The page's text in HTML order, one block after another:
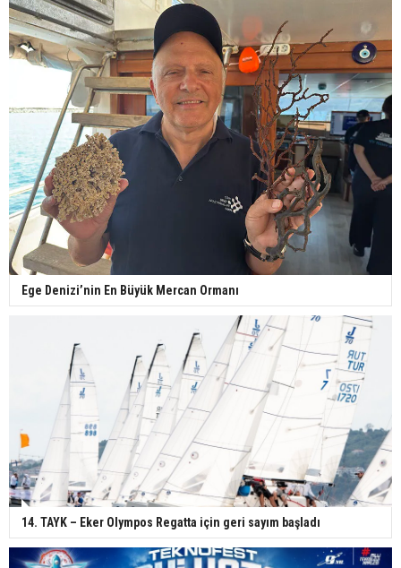
Ege Denizi’nin En Büyük Mercan Ormanı
14. TAYK – Eker Olympos Regatta için geri sayım başladı